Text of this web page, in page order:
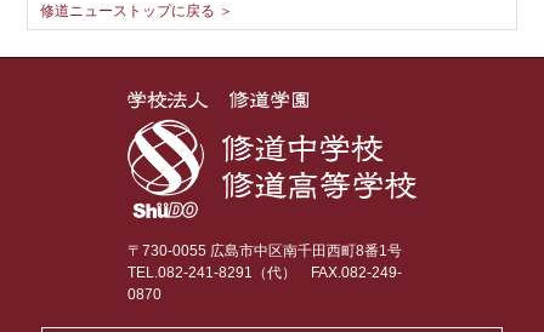
修道ニューストップに戻る ＞
〒730-0055 広島市中区南千田西町8番1号
TEL.082-241-8291（代）
FAX.082-249-
0870